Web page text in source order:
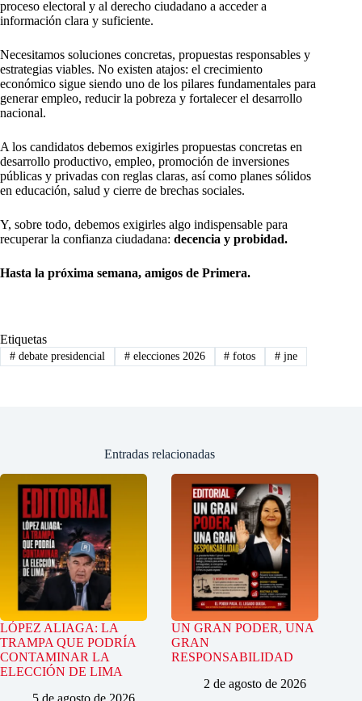
proceso electoral y al derecho ciudadano a acceder a
información clara y suficiente.
Necesitamos soluciones concretas, propuestas responsables y
estrategias viables. No existen atajos: el crecimiento
económico sigue siendo uno de los pilares fundamentales para
generar empleo, reducir la pobreza y fortalecer el desarrollo
nacional.
A los candidatos debemos exigirles propuestas concretas en
desarrollo productivo, empleo, promoción de inversiones
públicas y privadas con reglas claras, así como planes sólidos
en educación, salud y cierre de brechas sociales.
Y, sobre todo, debemos exigirles algo indispensable para
recuperar la confianza ciudadana: decencia y probidad.
Hasta la próxima semana, amigos de Primera.
Etiquetas
#debate presidencial #elecciones 2026 # fotos # jne
Entradas relacionadas
LÓPEZ ALIAGA: LA
TRAMPA QUE PODRÍA
CONTAMINAR LA
ELECCIÓN DE LIMA
5 de agosto de 2026
UN GRAN PODER, UNA
GRAN
RESPONSABILIDAD
2 de agosto de 2026